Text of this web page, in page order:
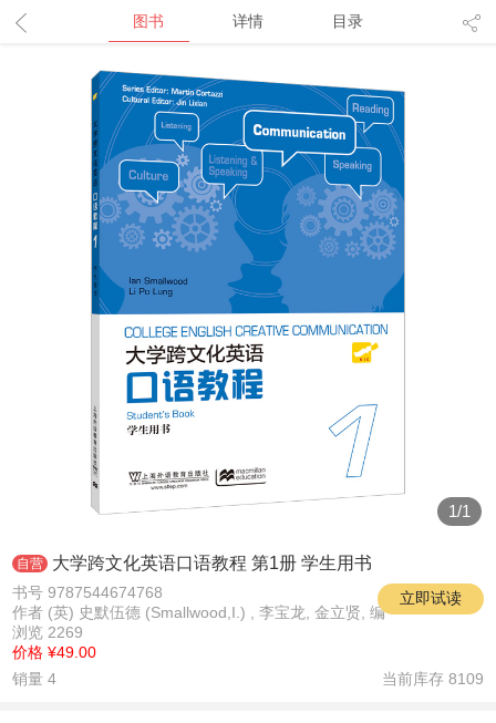
图书 详情 目录
1/1
自营 大学跨文化英语口语教程 第1册 学生用书
书号 9787544674768
立即试读
作者 (英) 史默伍德 (Smallwood,I.) , 李宝龙, 金立贤, 编
浏览 2269
价格 ¥49.00
销量 4
当前库存 8109